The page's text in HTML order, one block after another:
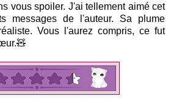
vous spoiler. J'ai tellement aimé cet
messages de l'auteur. Sa plume
Vous l'aurez compris, ce fut